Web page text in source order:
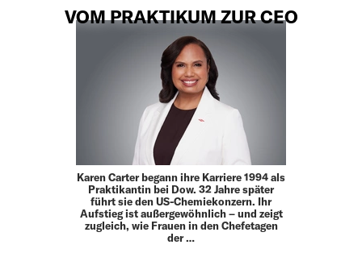
VOM PRAKTIKUM ZUR CEO
Karen Carter begann ihre Karriere 1994 als
Praktikantin bei Dow. 32 Jahre später
führt sie den US-Chemiekonzern. Ihr
Aufstieg ist außergewöhnlich – und zeigt
zugleich, wie Frauen in den Chefetagen
der …